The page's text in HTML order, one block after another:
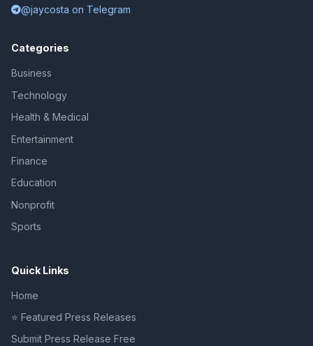
@jaycosta on Telegram
Categories
Business
Technology
Health & Medical
Entertainment
Finance
Education
Nonprofit
Sports
Quick Links
Home
⭐ Featured Press Releases
Submit Press Release Free